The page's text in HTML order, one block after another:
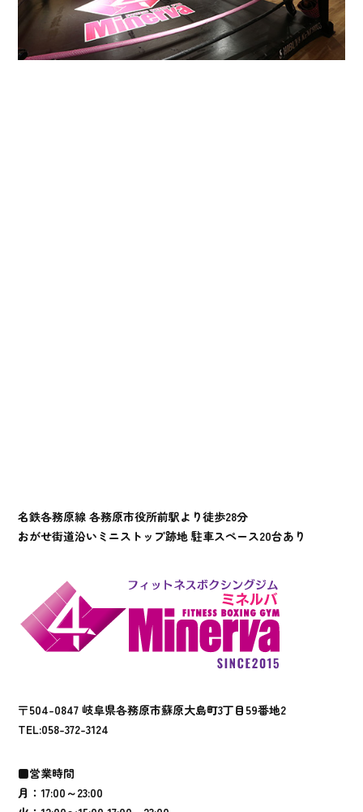
〒504-0847 岐阜県各務原市蘇原大島町3丁目59番地2
TEL:058-372-3124
■営業時間
月：17:00～23:00
名鉄各務原線 各務原市役所前駅より徒歩28分
おがせ街道沿いミニストップ跡地 駐車スペース20台あり